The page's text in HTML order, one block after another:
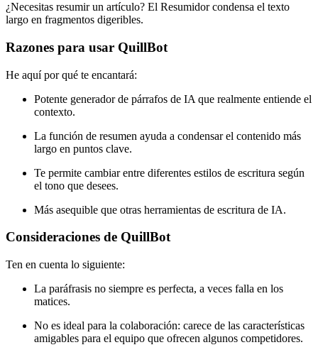
¿Necesitas resumir un artículo? El Resumidor condensa el texto
largo en fragmentos digeribles.
Razones para usar QuillBot
He aquí por qué te encantará:
Potente generador de párrafos de IA que realmente entiende el
contexto.
La función de resumen ayuda a condensar el contenido más
largo en puntos clave.
Te permite cambiar entre diferentes estilos de escritura según
el tono que desees.
Más asequible que otras herramientas de escritura de IA.
Consideraciones de QuillBot
Ten en cuenta lo siguiente:
La paráfrasis no siempre es perfecta, a veces falla en los
matices.
No es ideal para la colaboración: carece de las características
amigables para el equipo que ofrecen algunos competidores.